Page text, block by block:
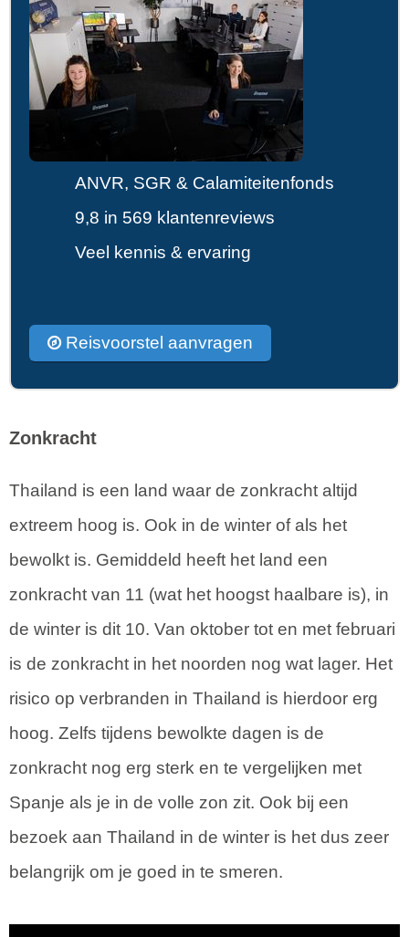
ANVR, SGR & Calamiteitenfonds
9,8 in 569 klantenreviews
Veel kennis & ervaring
Reisvoorstel aanvragen
Zonkracht
Thailand is een land waar de zonkracht altijd
extreem hoog is. Ook in de winter of als het
bewolkt is. Gemiddeld heeft het land een
zonkracht van 11 (wat het hoogst haalbare is), in
de winter is dit 10. Van oktober tot en met februari
is de zonkracht in het noorden nog wat lager. Het
risico op verbranden in Thailand is hierdoor erg
hoog. Zelfs tijdens bewolkte dagen is de
zonkracht nog erg sterk en te vergelijken met
Spanje als je in de volle zon zit. Ook bij een
bezoek aan Thailand in de winter is het dus zeer
belangrijk om je goed in te smeren.